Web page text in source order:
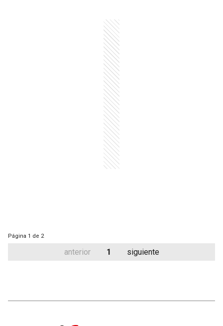
Página 1 de 2
anterior 1 siguiente